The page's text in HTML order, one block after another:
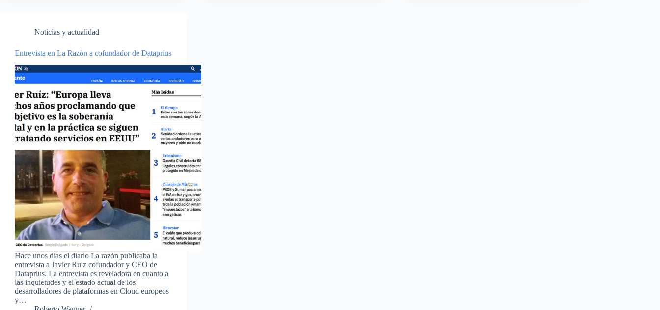
Noticias y actualidad
Entrevista en La Razón a cofundador de Dataprius
Hace unos días el diario La razón publicaba la
entrevista a Javier Ruiz cofundador y CEO de
Dataprius. La entrevista es reveladora en cuanto a
las inquietudes y el estado actual de los
desarrolladores de plataformas en Cloud europeos
y…